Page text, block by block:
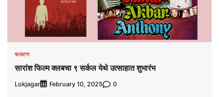
फलटण
सारांश फिल्म क्लबचा ९ सर्कल येथे उत्साहात शुभारंभ
Lokjagar February 10, 2025 0